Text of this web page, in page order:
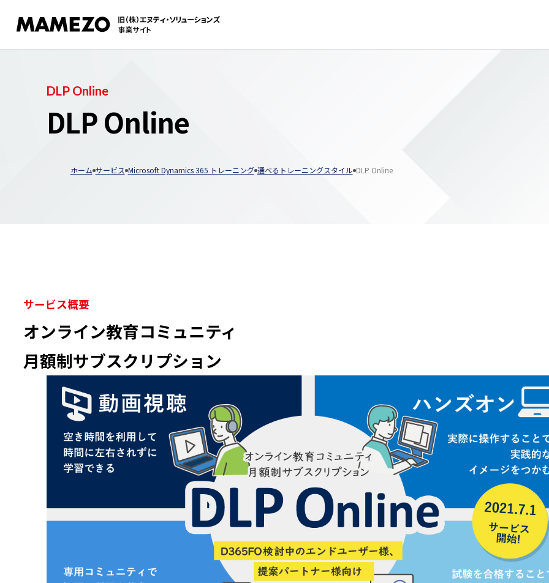
DLP Online
DLP Online
ホーム サービス Microsoft Dynamics 365 トレーニング 選べるトレーニングスタイル DLP Online
サービス概要
オンライン教育コミュニティ
月額制サブスクリプション